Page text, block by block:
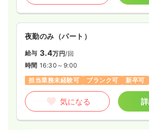
夜勤のみ（パート）
給与 3.4万円/回
時間 16:30～9:00
担当業務未経験可
ブランク可 新卒可
気になる